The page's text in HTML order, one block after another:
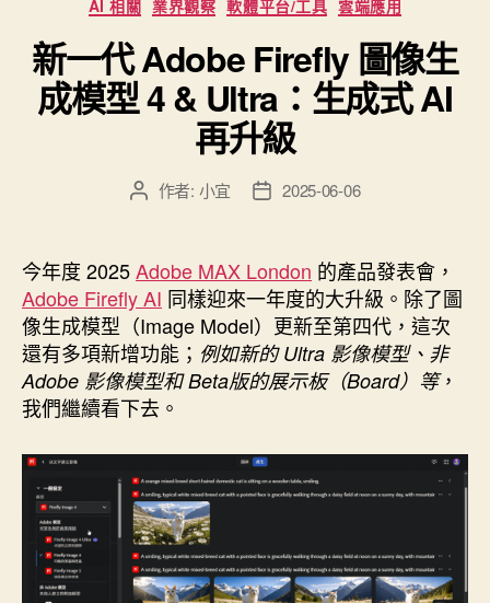
的
網
站
軟
片
可
無
限
放
再
解
度
不
類
AI 相關 業界觀察 軟體平台/工具 雲端應用
新一代 Adobe Firefly 圖像生
成模型 4 & Ultra：生成式 AI
再升級
文
者
作者: 小宜
文
佈
日
期
2025-06-06
今年度 2025Adobe MAX London 的產品發表會，
Adobe Firefly AI 同樣迎來一年度的大升級。除了圖
像生成模型（Image Model）更新至第四代，這次
還有多項新增功能； 例如新的 Ultra 影像模型、非
Adobe 影像模型和 Beta版的展示板（Board）等，
我們繼續看下去。